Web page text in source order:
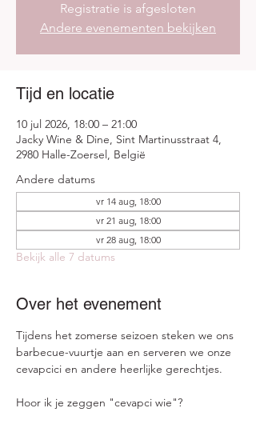
Registratie is afgesloten
Andere evenementen bekijken
Tijd en locatie
10 jul 2026, 18:00 – 21:00
Jacky Wine & Dine, Sint Martinusstraat 4,
2980 Halle-Zoersel, België
Andere datums
vr 14 aug, 18:00
vr 21 aug, 18:00
vr 28 aug, 18:00
Bekijk alle 7 datums
Over het evenement
Tijdens het zomerse seizoen steken we ons
barbecue-vuurtje aan en serveren we onze
cevapcici en andere heerlijke gerechtjes.
Hoor ik je zeggen "cevapci wie"?